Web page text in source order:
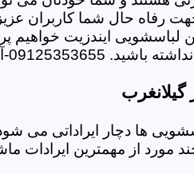
رفاه حال شما کاربران عزیز
لباسشویی ایندزیت خواهیم
آقای هاشمی
ها دچار ایراداتی می
مورد از مهمترین ایرادات